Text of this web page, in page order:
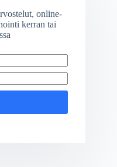
online-
kerran tai